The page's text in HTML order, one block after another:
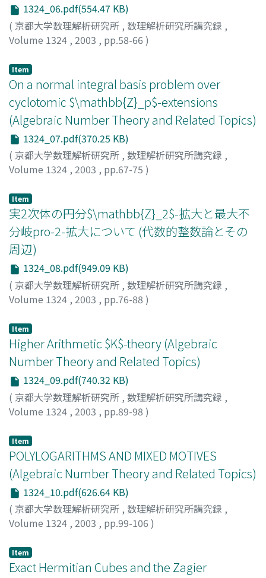
1324_06.pdf(554.47 KB)
( 京都大学数理解析研究所 , 数理解析研究所講究録 ,
Volume 1324 , 2003 , pp.58-66 )
Item
On a normal integral basis problem over
cyclotomic $\mathbb{Z}_p$-extensions
(Algebraic Number Theory and Related Topics)
1324_07.pdf(370.25 KB)
( 京都大学数理解析研究所 , 数理解析研究所講究録 ,
Volume 1324 , 2003 , pp.67-75 )
Item
実2次体の円分$\mathbb{Z}_2$-拡大と最大不
分岐pro-2-拡大について (代数的整数論とその
周辺)
1324_08.pdf(949.09 KB)
( 京都大学数理解析研究所 , 数理解析研究所講究録 ,
Volume 1324 , 2003 , pp.76-88 )
Item
Higher Arithmetic $K$-theory (Algebraic
Number Theory and Related Topics)
1324_09.pdf(740.32 KB)
( 京都大学数理解析研究所 , 数理解析研究所講究録 ,
Volume 1324 , 2003 , pp.89-98 )
Item
POLYLOGARITHMS AND MIXED MOTIVES
(Algebraic Number Theory and Related Topics)
1324_10.pdf(626.64 KB)
( 京都大学数理解析研究所 , 数理解析研究所講究録 ,
Volume 1324 , 2003 , pp.99-106 )
Item
Exact Hermitian Cubes and the Zagier